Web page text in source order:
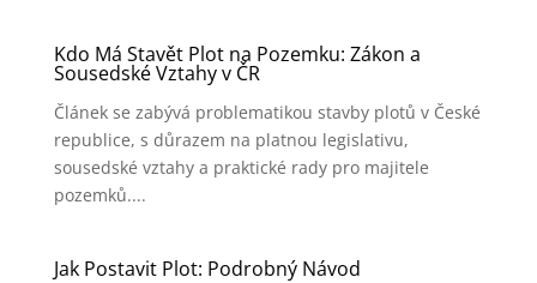
Kdo Má Stavět Plot na Pozemku: Zákon a
Sousedské Vztahy v ČR
Článek se zabývá problematikou stavby plotů v České
republice, s důrazem na platnou legislativu,
sousedské vztahy a praktické rady pro majitele
pozemků....
Jak Postavit Plot: Podrobný Návod